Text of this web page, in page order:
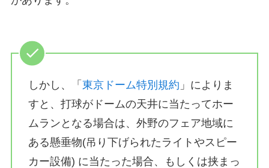
しかし、「 東京ドーム特別規約 」によりま
すと、打球がドームの天井に当たってホー
ムランとなる場合は、外野のフェア地域に
ある懸垂物(吊り下げられたライトやスピー
カー設備) に当たった場合、もしくは挟まっ